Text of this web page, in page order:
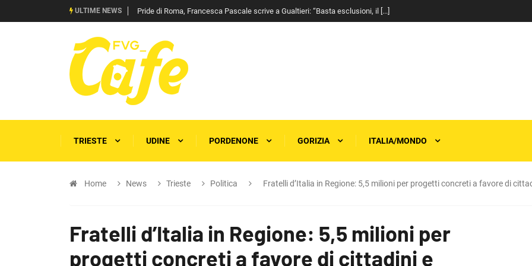
ULTIME NEWS Pride di Roma, Francesca Pascale scrive a Gualtieri: “Basta esclusioni, il [...]
TRIESTE UDINE PORDENONE GORIZIA ITALIA/MONDO
Home News Trieste Politica Fratelli d’Italia in Regione: 5,5 milioni per progetti concreti a favore di
Fratelli d’Italia in Regione: 5,5 milioni per
progetti concreti a favore di cittadini e